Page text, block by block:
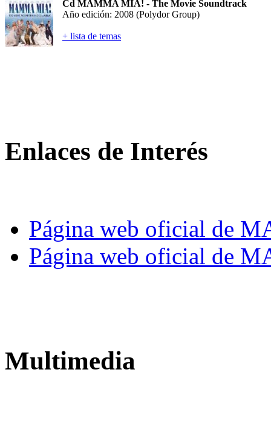
Cd MAMMA MIA! - The Movie Soundtrack
Año edición: 2008 (Polydor Group)
+ lista de temas
Enlaces de Interés
Página web oficial de
Página web oficial de
Multimedia